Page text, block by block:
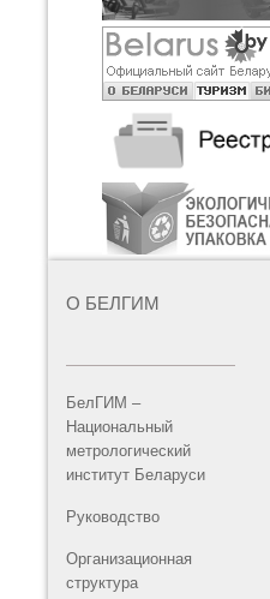
О БЕЛГИМ
БелГИМ –
Национальный
метрологический
институт Беларуси
Руководство
Организационная
структура